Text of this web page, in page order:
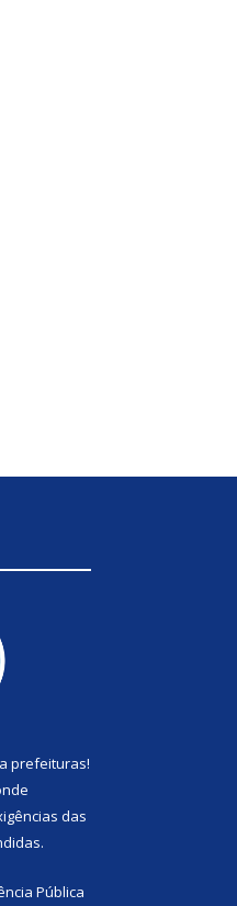
prefeituras!
das
Pública